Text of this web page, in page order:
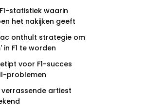
statistiek waarin
het nakijken geeft
onthult strategie om
F1 te worden
voor F1-succes
problemen
verrassende artiest